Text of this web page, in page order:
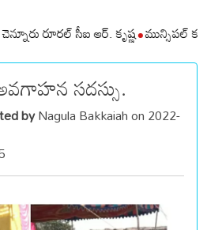
రూరల్ సీఐ ఆర్. కృష్ణ మున్సిపల్
సదస్సు.
byNagula Bakkaiah on 2022-